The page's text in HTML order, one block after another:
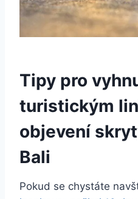
Tipy pro
turistickým
objevení
Bali
Pokud se chystáte